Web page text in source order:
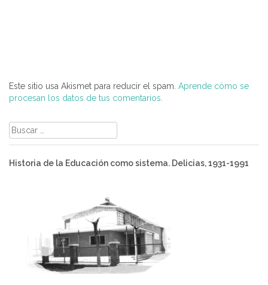
Este sitio usa Akismet para reducir el spam. Aprende cómo se
procesan los datos de tus comentarios.
Buscar:
Historia de la Educación como sistema. Delicias, 1931-1991